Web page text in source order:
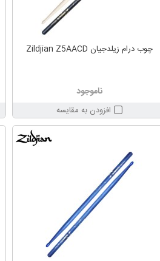
چوب درام زیلدجیان Zildjian Z5AACD
ناموجود
افزودن به مقایسه